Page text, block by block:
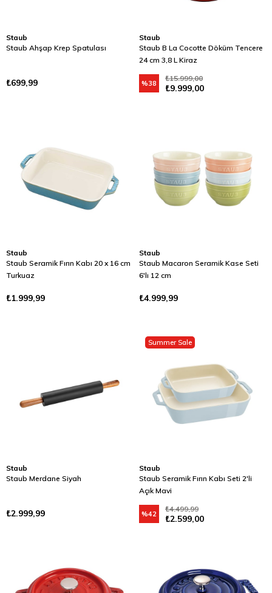
Staub
Staub Ahşap Krep Spatulası
₺699,99
Staub
Staub B La Cocotte Döküm Tencere
24 cm 3,8 L Kiraz
₺9.999,00
₺15.999,00
%38
Staub
Staub Seramik Fırın Kabı 20 x 16 cm
Turkuaz
₺1.999,99
Staub
Staub Macaron Seramik Kase Seti
6'lı 12 cm
₺4.999,99
Staub
Staub Merdane Siyah
₺2.999,99
Staub
Staub Seramik Fırın Kabı Seti 2'li
Açık Mavi
₺2.599,00
₺4.499,99
%42
Summer Sale